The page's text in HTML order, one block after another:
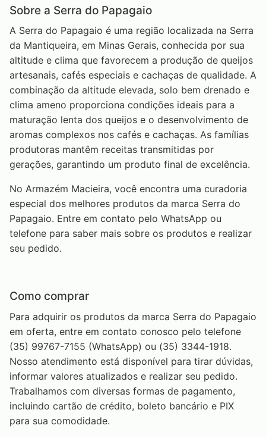
Sobre a Serra do Papagaio
A Serra do Papagaio é uma região localizada na Serra
da Mantiqueira, em Minas Gerais, conhecida por sua
altitude e clima que favorecem a produção de queijos
artesanais, cafés especiais e cachaças de qualidade. A
combinação da altitude elevada, solo bem drenado e
clima ameno proporciona condições ideais para a
maturação lenta dos queijos e o desenvolvimento de
aromas complexos nos cafés e cachaças. As famílias
produtoras mantêm receitas transmitidas por
gerações, garantindo um produto final de excelência.
No Armazém Macieira, você encontra uma curadoria
especial dos melhores produtos da marca Serra do
Papagaio. Entre em contato pelo WhatsApp ou
telefone para saber mais sobre os produtos e realizar
seu pedido.
Como comprar
Para adquirir os produtos da marca Serra do Papagaio
em oferta, entre em contato conosco pelo telefone
(35) 99767-7155 (WhatsApp) ou (35) 3344-1918.
Nosso atendimento está disponível para tirar dúvidas,
informar valores atualizados e realizar seu pedido.
Trabalhamos com diversas formas de pagamento,
incluindo cartão de crédito, boleto bancário e PIX
para sua comodidade.